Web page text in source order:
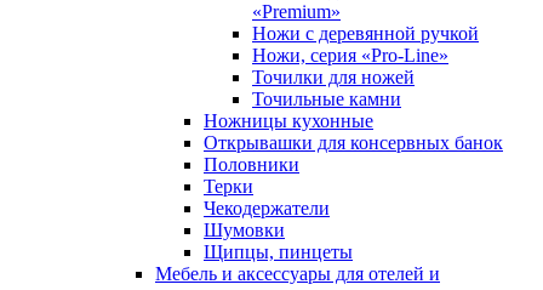
«Premium»
Ножи с деревянной ручкой
Ножи, серия «Pro-Line»
Точилки для ножей
Точильные камни
Ножницы кухонные
Открывашки для консервных банок
Половники
Терки
Чекодержатели
Шумовки
Щипцы, пинцеты
Мебель и аксессуары для отелей и